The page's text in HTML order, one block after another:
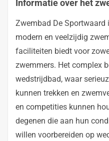
Informatie over het
Zwembad De Sportwaard
modern en veelzijdig
faciliteiten biedt voor
zwemmers. Het complex
wedstrijdbad, waar
kunnen trekken en
en competities kunnen
degenen die aan hun
willen voorbereiden op